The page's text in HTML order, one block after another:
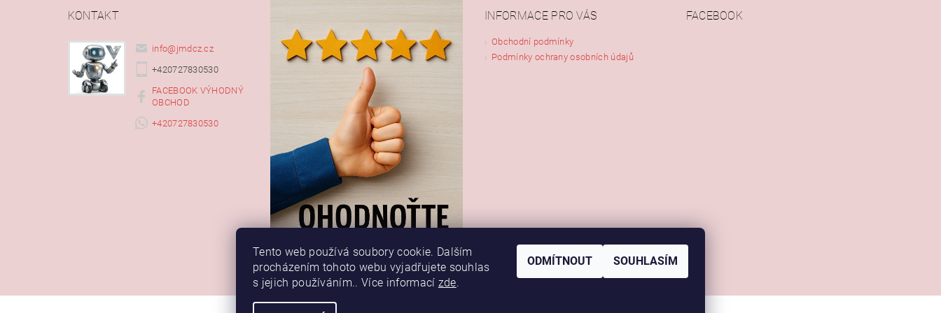
KONTAKT
info@ jmdcz.cz
+420727830530
FACEBOOK VÝHODNÝ
OBCHOD
+420727830530
INFORMACE PRO VÁS
Obchodní podmínky
Podmínky ochrany osobních údajů
FACEBOOK
Tento web používá soubory cookie. Dalším
procházením tohoto webu vyjadřujete souhlas
s jejich používáním.. Více informací zde.
ODMÍTNOUT SOUHLASÍM